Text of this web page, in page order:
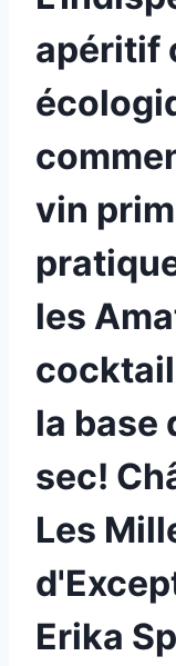
apéritif
vin
les
la base
sec!
Les
Erika